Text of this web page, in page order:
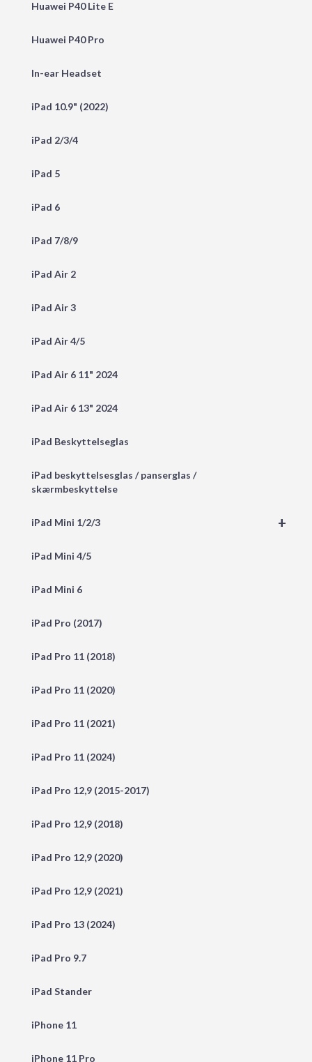
Huawei P40 Lite E
Huawei P40 Pro
In-ear Headset
iPad 10.9" (2022)
iPad 2/3/4
iPad 5
iPad 6
iPad 7/8/9
iPad Air 2
iPad Air 3
iPad Air 4/5
iPad Air 6 11" 2024
iPad Air 6 13" 2024
iPad Beskyttelseglas
iPad beskyttelsesglas / panserglas /
skærmbeskyttelse
+
iPad Mini 1/2/3
iPad Mini 4/5
iPad Mini 6
iPad Pro (2017)
iPad Pro 11 (2018)
iPad Pro 11 (2020)
iPad Pro 11 (2021)
iPad Pro 11 (2024)
iPad Pro 12,9 (2015-2017)
iPad Pro 12,9 (2018)
iPad Pro 12,9 (2020)
iPad Pro 12,9 (2021)
iPad Pro 13 (2024)
iPad Pro 9.7
iPad Stander
iPhone 11
iPhone 11 Pro